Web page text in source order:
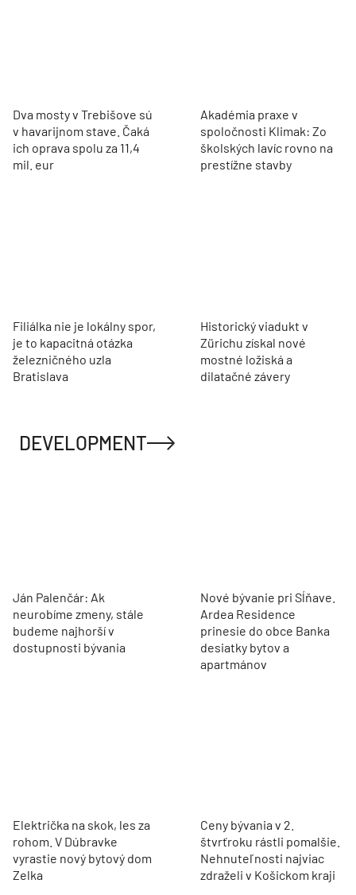
Dva mosty v Trebišove sú
v havarijnom stave. Čaká
ich oprava spolu za 11,4
mil. eur
Akadémia praxe v
spoločnosti Klimak: Zo
školských lavíc rovno na
prestížne stavby
Filiálka nie je lokálny spor,
je to kapacitná otázka
železničného uzla
Bratislava
Historický viadukt v
Zürichu získal nové
mostné ložiská a
dilatačné závery
DEVELOPMENT
Ján Palenčár: Ak
neurobíme zmeny, stále
budeme najhorší v
dostupnosti bývania
Nové bývanie pri Sĺňave.
Ardea Residence
prinesie do obce Banka
desiatky bytov a
apartmánov
Električka na skok, les za
rohom. V Dúbravke
vyrastie nový bytový dom
Zelka
Ceny bývania v 2.
štvrťroku rástli pomalšie.
Nehnuteľnosti najviac
zdraželi v Košickom kraji